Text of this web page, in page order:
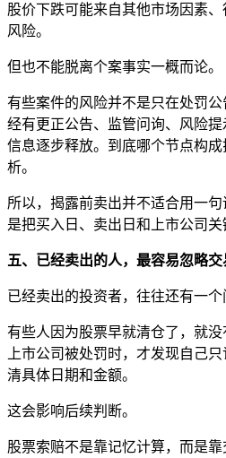
股价下跌可能来自其他市场因素
风险。
但也不能脱离个案事实一概而论。
有些案件的风险并不是只在处罚
经有更正公告、监管问询、风险
信息逐步释放。到底哪个节点构
析。
所以，揭露前卖出并不适合用一句
是把买入日、卖出日和上市公司关
五、已经卖出的人，最容易忽略交
已经卖出的投资者，往往还有一个
有些人因为股票早就清仓了，就
上市公司被处罚时，才发现自己
清具体日期和金额。
这会影响后续判断。
股票索赔不是靠记忆计算，而是